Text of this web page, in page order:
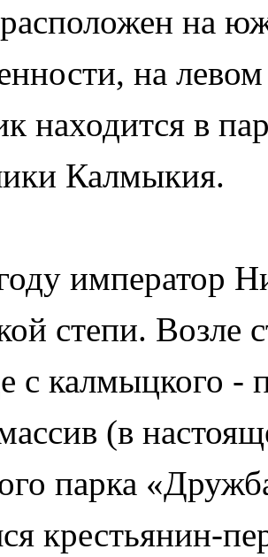
на
на
находится в
Калмыкия.
император
степи. Возле
с калмыцкого -
(в
парка
крестьянин-